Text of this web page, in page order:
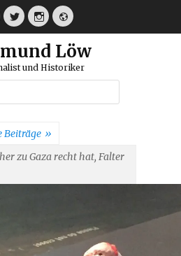
TwitterInstagramWebseite
Löw
und Historiker
Beiträge »
zu Gaza recht hat, Falter